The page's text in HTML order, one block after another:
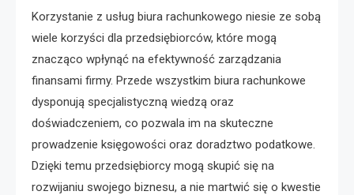
Korzystanie z usług biura rachunkowego niesie ze sobą
wiele korzyści dla przedsiębiorców, które mogą
znacząco wpłynąć na efektywność zarządzania
finansami firmy. Przede wszystkim biura rachunkowe
dysponują specjalistyczną wiedzą oraz
doświadczeniem, co pozwala im na skuteczne
prowadzenie księgowości oraz doradztwo podatkowe.
Dzięki temu przedsiębiorcy mogą skupić się na
rozwijaniu swojego biznesu, a nie martwić się o kwestie